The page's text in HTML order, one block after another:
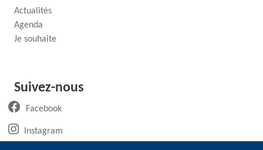
Actualités
Agenda
Je souhaite
Suivez-nous
Facebook(ouvre un nouvel onglet)
Instagram(ouvre un nouvel onglet)